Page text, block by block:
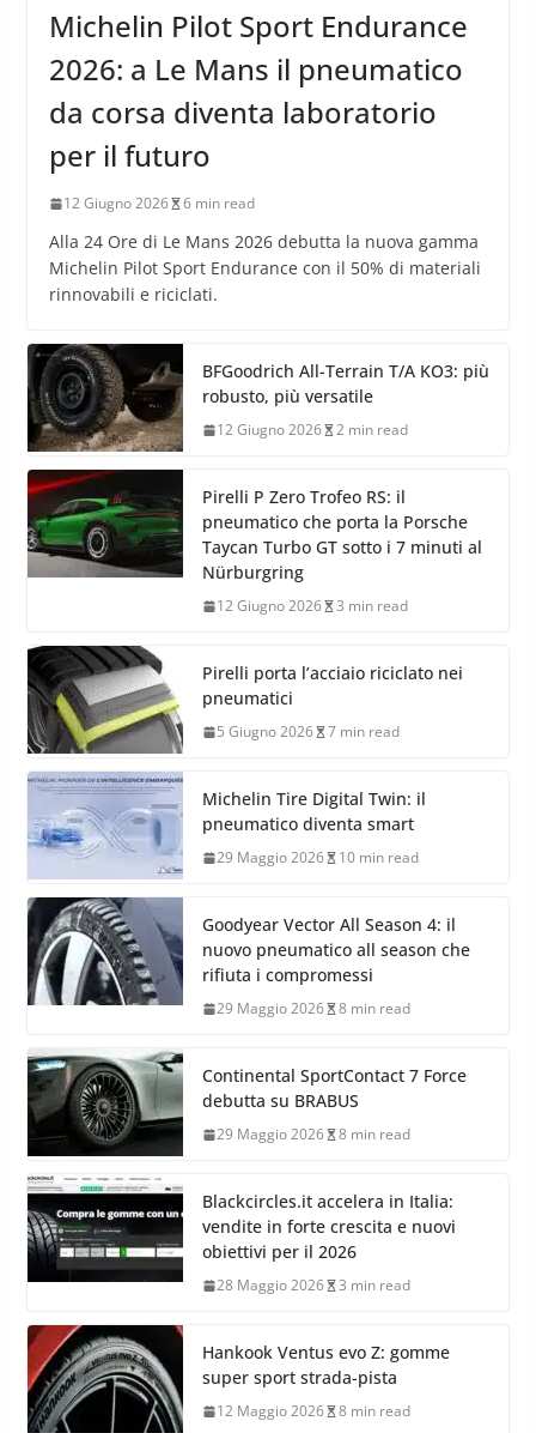
Michelin Pilot Sport Endurance
2026: a Le Mans il pneumatico
da corsa diventa laboratorio
per il futuro
12 Giugno 2026 6 min read
Alla 24 Ore di Le Mans 2026 debutta la nuova gamma
Michelin Pilot Sport Endurance con il 50% di materiali
rinnovabili e riciclati.
BFGoodrich All-Terrain T/A KO3: più
robusto, più versatile
12 Giugno 2026 2 min read
Pirelli P Zero Trofeo RS: il
pneumatico che porta la Porsche
Taycan Turbo GT sotto i 7 minuti al
Nürburgring
12 Giugno 2026 3 min read
Pirelli porta l’acciaio riciclato nei
pneumatici
5 Giugno 2026 7 min read
Michelin Tire Digital Twin: il
pneumatico diventa smart
29 Maggio 2026 10 min read
Goodyear Vector All Season 4: il
nuovo pneumatico all season che
rifiuta i compromessi
29 Maggio 2026 8 min read
Continental SportContact 7 Force
debutta su BRABUS
29 Maggio 2026 8 min read
Blackcircles.it accelera in Italia:
vendite in forte crescita e nuovi
obiettivi per il 2026
28 Maggio 2026 3 min read
Hankook Ventus evo Z: gomme
super sport strada-pista
12 Maggio 2026 8 min read